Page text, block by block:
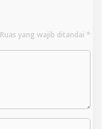
Ruas yang wajib ditandai *